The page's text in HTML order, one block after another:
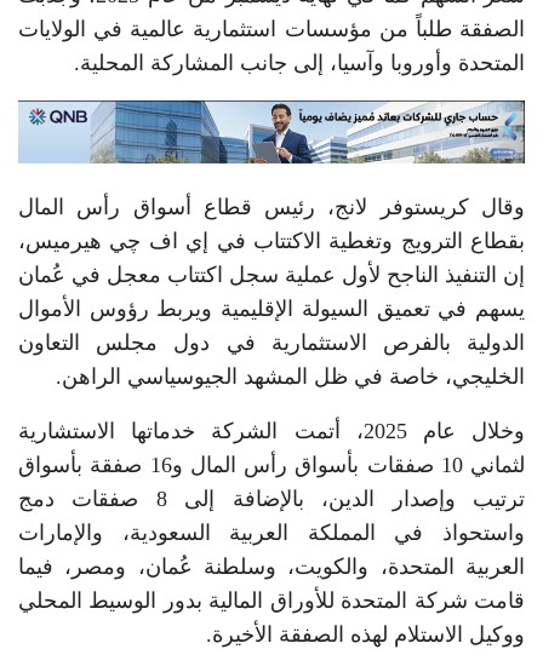
الصفقة طلباً من مؤسسات استثمارية عالمية في الولايات
المتحدة وأوروبا وآسيا، إلى جانب المشاركة المحلية.
وقال كريستوفر لانج، رئيس قطاع أسواق رأس المال
بقطاع الترويج وتغطية الاكتتاب في إي اف چي هيرميس،
إن التنفيذ الناجح لأول عملية سجل اكتتاب معجل في عُمان
يسهم في تعميق السيولة الإقليمية ويربط رؤوس الأموال
الدولية بالفرص الاستثمارية في دول مجلس التعاون
الخليجي، خاصة في ظل المشهد الجيوسياسي الراهن.
وخلال عام 2025، أتمت الشركة خدماتها الاستشارية
لثماني 10 صفقات بأسواق رأس المال و16 صفقة بأسواق
ترتيب وإصدار الدين، بالإضافة إلى 8 صفقات دمج
واستحواذ في المملكة العربية السعودية، والإمارات
العربية المتحدة، والكويت، وسلطنة عُمان، ومصر، فيما
قامت شركة المتحدة للأوراق المالية بدور الوسيط المحلي
ووكيل الاستلام لهذه الصفقة الأخيرة.